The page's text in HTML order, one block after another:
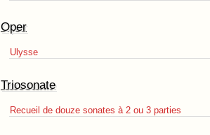
Oper
Ulysse
Triosonate
Recueil de douze sonates à 2 ou 3 parties